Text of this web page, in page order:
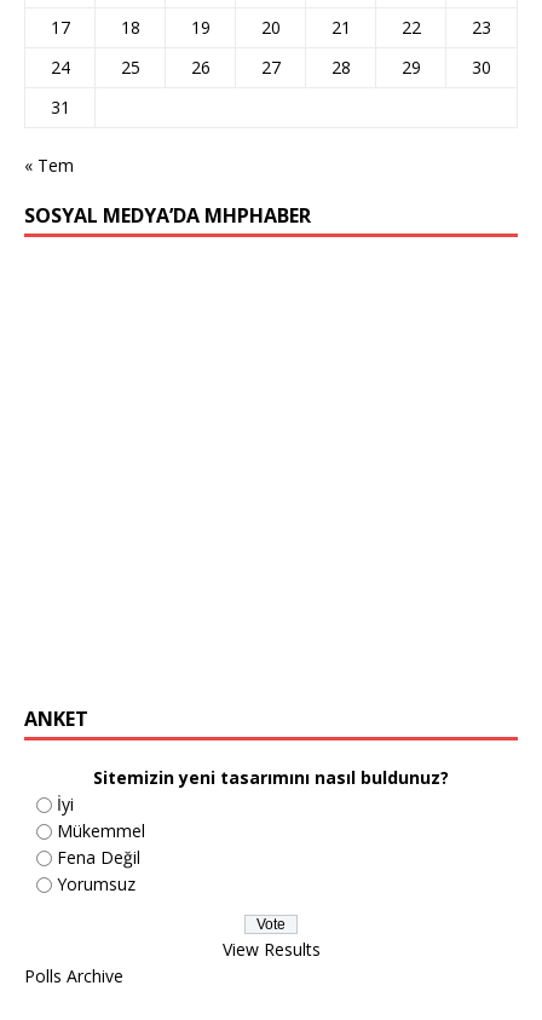
17
18 19 20 21 22
23
24
25 26 27 28 29
30
31
« Tem
SOSYAL MEDYA’DA MHPHABER
ANKET
Sitemizin yeni tasarımını nasıl buldunuz?
İyi
Mükemmel
Fena Değil
Yorumsuz
View Results
Polls Archive